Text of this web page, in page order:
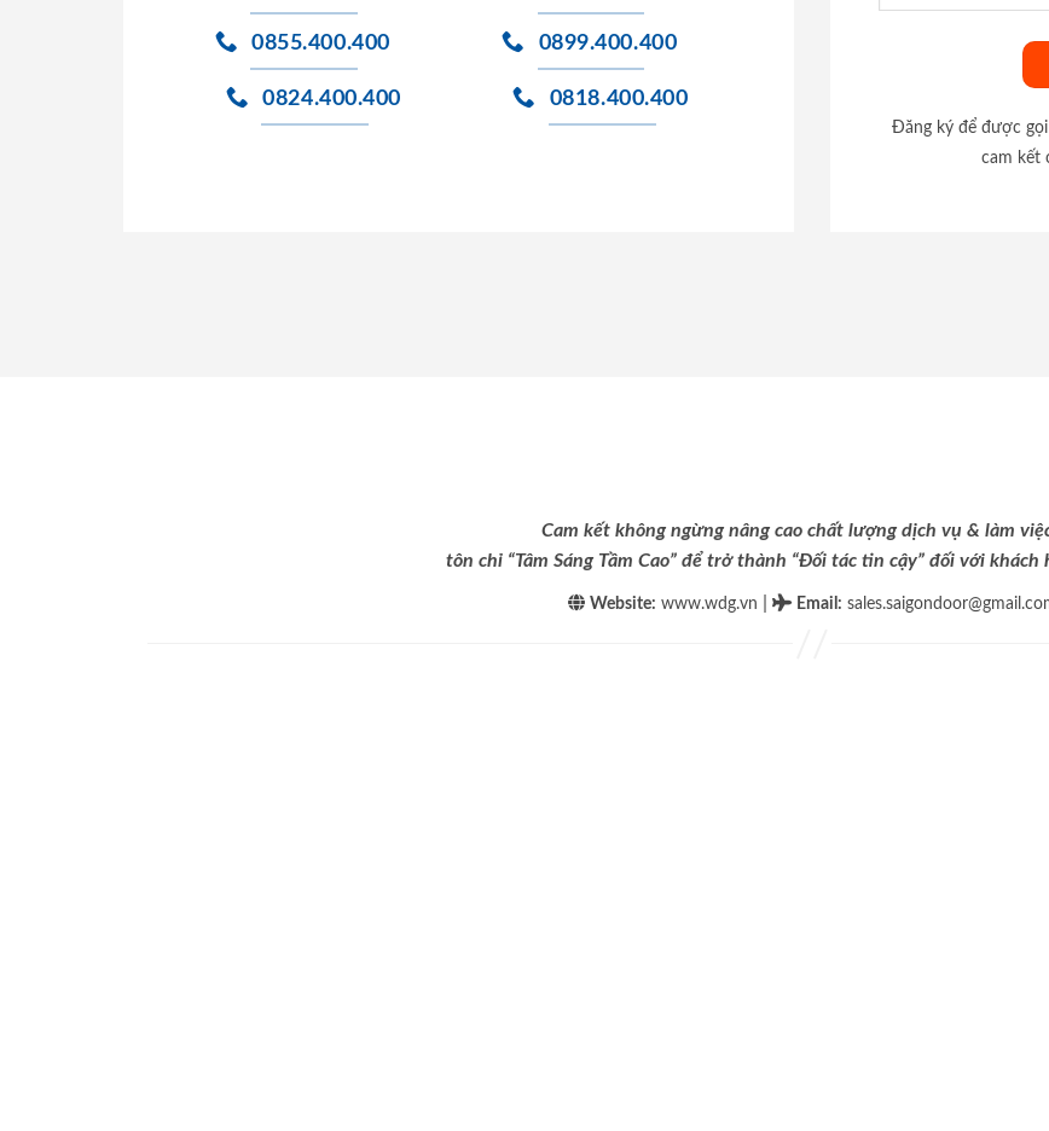
0855.400.400
0824.400.400
0899.400.400
0818.400.400
Đăng ký để được
cam kết
Cam kết không ngừng nâng cao chất lượng dịch vụ & làm
tôn chỉ “Tâm Sáng Tầm Cao” để trở thành “Đối tác tin cậy” đối với khách
Website: www.wdg.vn Email :